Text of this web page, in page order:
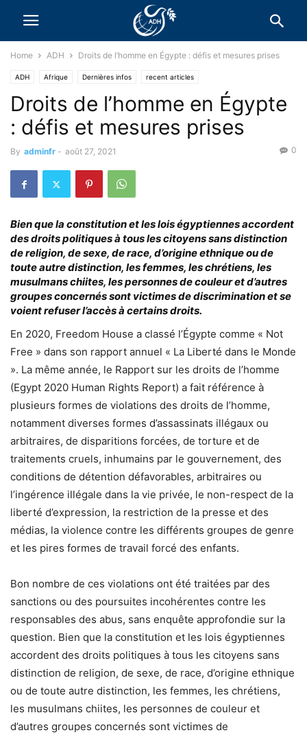
Home ADH Droits de l’homme en Égypte : défis et mesures prises
ADH Afrique Dernières infos recent articles
Droits de l’homme en Égypte
: défis et mesures prises
By adminfr - août 27, 2021 0
Bien que la constitution et les lois égyptiennes accordent
des droits politiques à tous les citoyens sans distinction
de religion, de sexe, de race, d’origine ethnique ou de
toute autre distinction, les femmes, les chrétiens, les
musulmans chiites, les personnes de couleur et d’autres
groupes concernés sont victimes de discrimination et se
voient refuser l’accès à certains droits.
En 2020, Freedom House a classé l’Égypte comme « Not
Free » dans son rapport annuel « La Liberté dans le Monde
». La même année, le Rapport sur les droits de l’homme
(Egypt 2020 Human Rights Report) a fait référence à
plusieurs formes de violations des droits de l’homme,
notamment diverses formes d’assassinats illégaux ou
arbitraires, de disparitions forcées, de torture et de
traitements cruels, inhumains par le gouvernement, des
conditions de détention défavorables, arbitraires ou
l’ingérence illégale dans la vie privée, le non-respect de la
liberté d’expression, la restriction de la presse et des
médias, la violence contre les différents groupes de genre
et les pires formes de travail forcé des enfants.
Bon nombre de ces violations ont été traitées par des
sanctions ou des poursuites incohérentes contre les
responsables des abus, sans enquête approfondie sur la
question. Bien que la constitution et les lois égyptiennes
accordent des droits politiques à tous les citoyens sans
distinction de religion, de sexe, de race, d’origine ethnique
ou de toute autre distinction, les femmes, les chrétiens,
les musulmans chiites, les personnes de couleur et
d’autres groupes concernés sont victimes de